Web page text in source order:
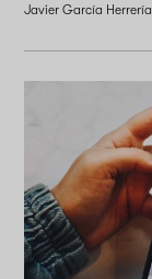
Javier García Herrería